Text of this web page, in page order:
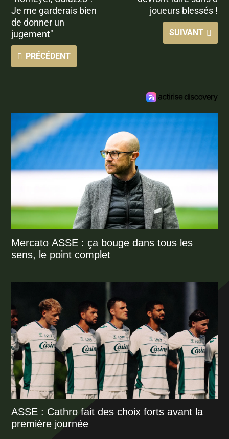
Je me garderais bien
de donner un
jugement"
PRÉCÉDENT
joueurs blessés !
SUIVANT
Mercato ASSE : ça bouge dans tous les
sens, le point complet
ASSE : Cathro fait des choix forts avant la
première journée